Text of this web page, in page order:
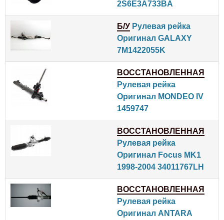
2S6E3A733BA
Б/У Рулевая рейка
Оригинал GALAXY
7M1422055K
ВОССТАНОВЛЕННАЯ
Рулевая рейка
Оригинал MONDEO IV
1459747
ВОССТАНОВЛЕННАЯ
Рулевая рейка
Оригинал Focus MK1
1998-2004 34011767LH
ВОССТАНОВЛЕННАЯ
Рулевая рейка
Оригинал ANTARA